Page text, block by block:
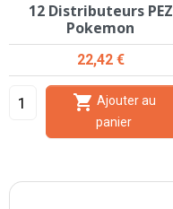
12 Distributeurs PEZ
Pokemon
Prix
22,42 €

panier